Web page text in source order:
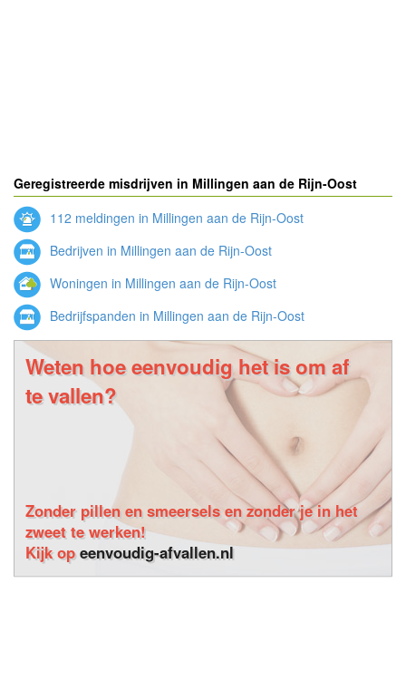
Geregistreerde misdrijven in Millingen aan de Rijn-Oost
112 meldingen in Millingen aan de Rijn-Oost
Bedrijven in Millingen aan de Rijn-Oost
Woningen in Millingen aan de Rijn-Oost
Bedrijfspanden in Millingen aan de Rijn-Oost
Weten hoe eenvoudig het is om af
te vallen?
Zonder pillen en smeersels en zonder je in het
zweet te werken!
Kijk opeenvoudig-afvallen.nl